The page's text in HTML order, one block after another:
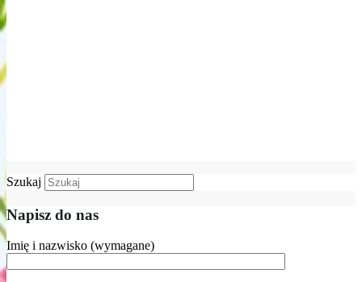
Szukaj
Napisz do nas
Imię i nazwisko (wymagane)